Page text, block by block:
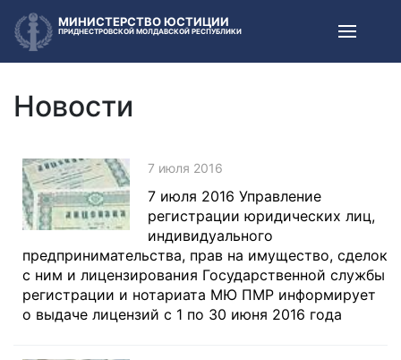
МИНИСТЕРСТВО ЮСТИЦИИ
ПРИДНЕСТРОВСКОЙ МОЛДАВСКОЙ РЕСПУБЛИКИ
Новости
7 июля 2016
7 июля 2016 Управление
регистрации юридических лиц,
индивидуального
предпринимательства, прав на имущество, сделок
с ним и лицензирования Государственной службы
регистрации и нотариата МЮ ПМР информирует
о выдаче лицензий с 1 по 30 июня 2016 года